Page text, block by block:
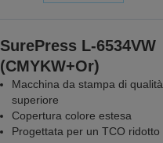
SurePress L-6534VW
(CMYKW+Or)
Macchina da stampa di qualità
superiore
Copertura colore estesa
Progettata per un TCO ridotto